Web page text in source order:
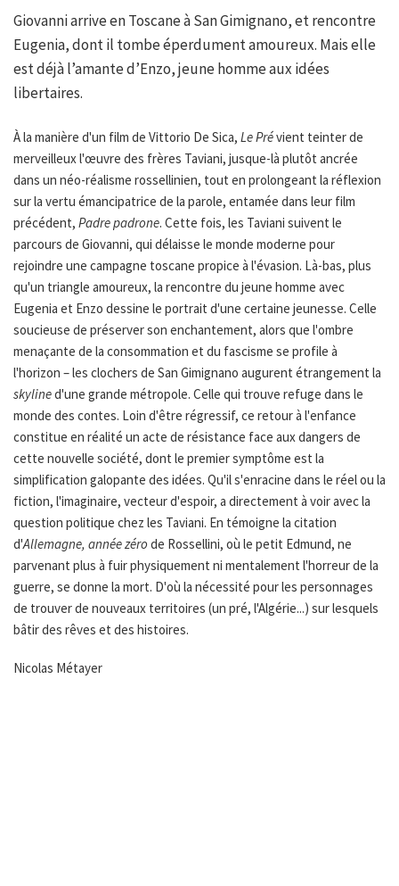
Giovanni arrive en Toscane à San Gimignano, et rencontre
Eugenia, dont il tombe éperdument amoureux. Mais elle
est déjà l’amante d’Enzo, jeune homme aux idées
libertaires.
À la manière d'un film de Vittorio De Sica, Le Prévient teinter de
merveilleux l'œuvre des frères Taviani, jusque-là plutôt ancrée
dans un néo-réalisme rossellinien, tout en prolongeant la réflexion
sur la vertu émancipatrice de la parole, entamée dans leur film
précédent, Padre padrone. Cette fois, les Taviani suivent le
parcours de Giovanni, qui délaisse le monde moderne pour
rejoindre une campagne toscane propice à l'évasion. Là-bas, plus
qu'un triangle amoureux, la rencontre du jeune homme avec
Eugenia et Enzo dessine le portrait d'une certaine jeunesse. Celle
soucieuse de préserver son enchantement, alors que l'ombre
menaçante de la consommation et du fascisme se profile à
l'horizon – les clochers de San Gimignano augurent étrangement la
skylined'une grande métropole. Celle qui trouve refuge dans le
monde des contes. Loin d'être régressif, ce retour à l'enfance
constitue en réalité un acte de résistance face aux dangers de
cette nouvelle société, dont le premier symptôme est la
simplification galopante des idées. Qu'il s'enracine dans le réel ou la
fiction, l'imaginaire, vecteur d'espoir, a directement à voir avec la
question politique chez les Taviani. En témoigne la citation
d'Allemagne, année zéro de Rossellini, où le petit Edmund, ne
parvenant plus à fuir physiquement ni mentalement l'horreur de la
guerre, se donne la mort. D'où la nécessité pour les personnages
de trouver de nouveaux territoires (un pré, l'Algérie...) sur lesquels
bâtir des rêves et des histoires.
Nicolas Métayer